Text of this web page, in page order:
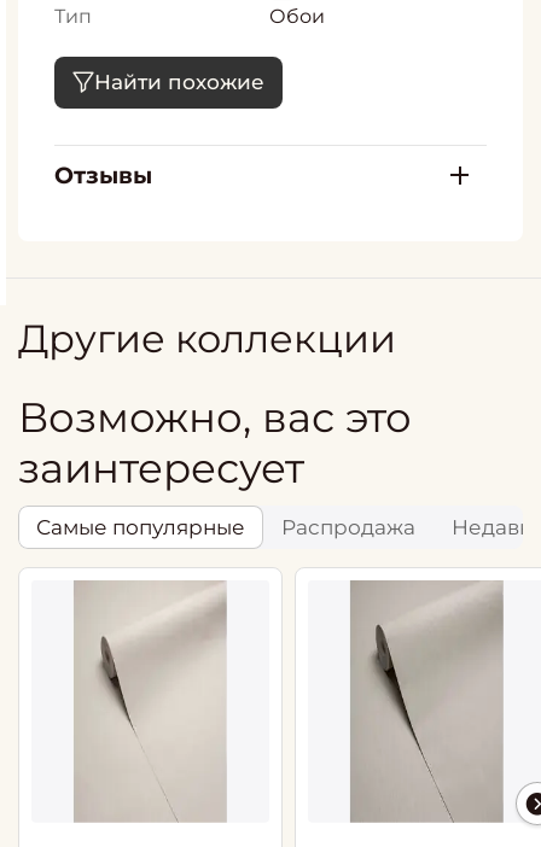
Тип
Обои
Найти похожие
Отзывы
Другие коллекции
Возможно, вас это
заинтересует
Самые популярные Распродажа